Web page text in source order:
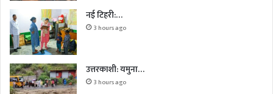
नई टिहरी:…
3 hours ago
उत्तरकाशी: यमुना…
3 hours ago